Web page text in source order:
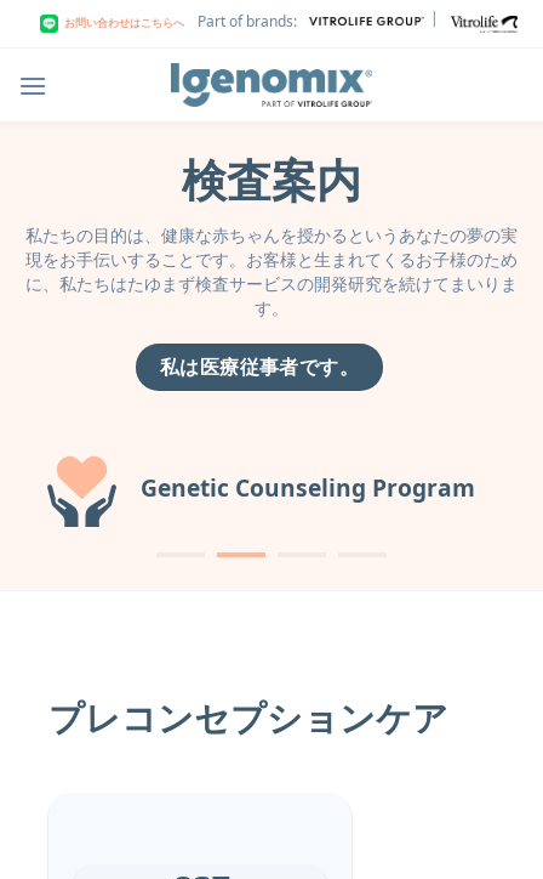
お問い合わせはこちらへ Part of brands: |
検査案内
私たちの目的は、健康な赤ちゃんを授かるというあなたの夢の実
現をお手伝いすることです。お客様と生まれてくるお子様のため
に、私たちはたゆまず検査サービスの開発研究を続けてまいりま
す。
私は医療従事者です。
Genetic Counseling Program
プレコンセプションケア